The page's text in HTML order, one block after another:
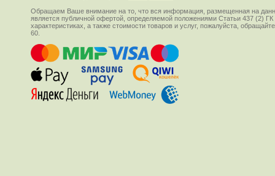
Обращаем Ваше внимание на то, что вся информация, размещенная на
является публичной офертой, определяемой положениями Статьи 437 (2)
характеристиках, а также стоимости товаров и услуг, пожалуйста,
60.